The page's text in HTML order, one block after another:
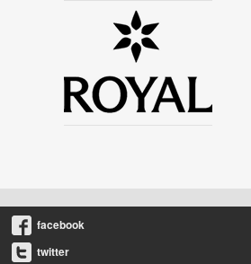
facebook
twitter